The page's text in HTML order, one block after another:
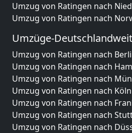
Umzug von Ratingen nach
Umzug von Ratingen nach
Umzüge-Deutschlandweit
Umzug von Ratingen nach
Umzug von Ratingen nach
Umzug von Ratingen nach
Umzug von Ratingen nach Köln
Umzug von Ratingen nach
Umzug von Ratingen nach
Umzug von Ratingen nach